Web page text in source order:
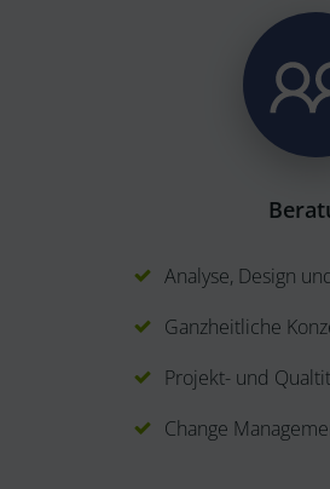
Analyse, Design
Ganzheitliche
Projekt- und
Change